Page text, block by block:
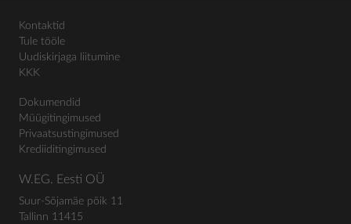
Kontaktid
Tule tööle
Uudiskirjaga liitumine
KKK
Dokumendid
Müügitingimused
Privaatsustingimused
Krediiditingimused
W.EG. Eesti OÜ
Suur-Sõjamäe põik 11
Tallinn 11415